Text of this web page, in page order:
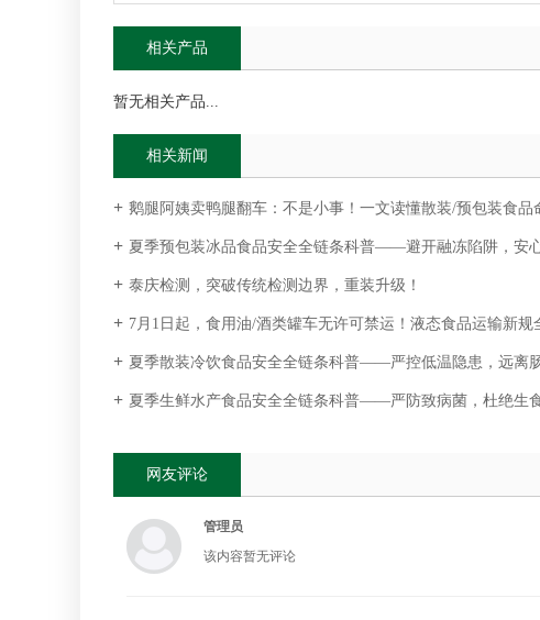
相关产品
暂无相关产品...
相关新闻
鹅腿阿姨卖鸭腿翻车：不是小事！一文读懂散装/预包装食品命名红线+
夏季预包装冰品食品安全全链条科普——避开融冻陷阱，安心解锁夏
泰庆检测，突破传统检测边界，重装升级！
7月1日起，食用油/酒类罐车无许可禁运！液态食品运输新规
夏季散装冷饮食品安全全链条科普——严控低温隐患，远离
夏季生鲜水产食品安全全链条科普——严防致病菌，杜绝生
网友评论
管理员
该内容暂无评论